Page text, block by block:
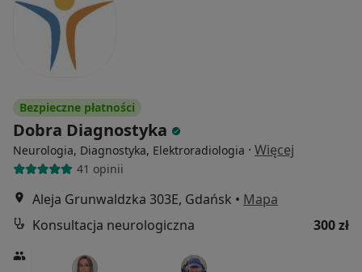
Bezpieczne płatności
Dobra Diagnostyka
Neurologia, Diagnostyka, Elektroradiologia · Więcej
41 opinii
Aleja Grunwaldzka 303E, Gdańsk • Mapa
Konsultacja neurologiczna
300 zł